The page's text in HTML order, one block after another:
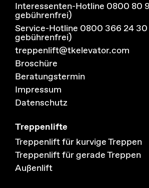
Interessenten-Hotline 0800 80
gebührenfrei)
Service-Hotline 0800 366 24
gebührenfrei)
treppenlift@tkelevator.com
Broschüre
Beratungstermin
Impressum
Datenschutz
Treppenlifte
Treppenlift für kurvige Treppen
Treppenlift für gerade Treppen
Außenlift